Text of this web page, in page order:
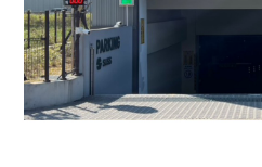
10.反向尋車系統實績
11.周邊配備-紅綠燈實績